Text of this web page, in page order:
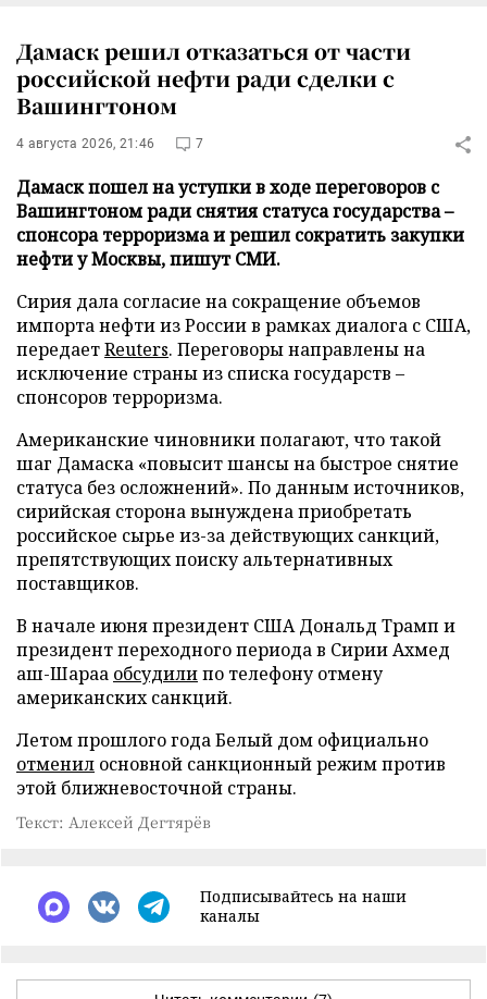
Дамаск решил отказаться от части
российской нефти ради сделки с
Вашингтоном
4 августа 2026, 21:46 7
Дамаск пошел на уступки в ходе переговоров с
Вашингтоном ради снятия статуса государства –
спонсора терроризма и решил сократить закупки
нефти у Москвы, пишут СМИ.
Сирия дала согласие на сокращение объемов
импорта нефти из России в рамках диалога с США,
передаетReuters. Переговоры направлены на
исключение страны из списка государств –
спонсоров терроризма.
Американские чиновники полагают, что такой
шаг Дамаска «повысит шансы на быстрое снятие
статуса без осложнений». По данным источников,
сирийская сторона вынуждена приобретать
российское сырье из-за действующих санкций,
препятствующих поиску альтернативных
поставщиков.
В начале июня президент США Дональд Трамп и
президент переходного периода в Сирии Ахмед
аш-Шараа обсудилипо телефону отмену
американских санкций.
Летом прошлого года Белый дом официально
отменил основной санкционный режим против
этой ближневосточной страны.
Текст: Алексей Дегтярёв
Подписывайтесь на наши
каналы